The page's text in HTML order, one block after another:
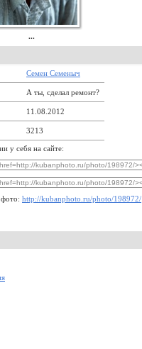
...
Семен Семеныч
А ты, сделал ремонт?
11.08.2012
3213
у себя на сайте:
http://kubanphoto.ru/photo/198972/